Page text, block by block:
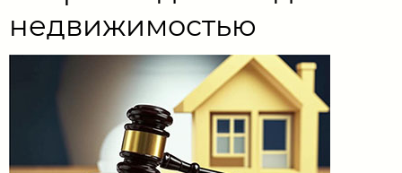
недвижимостью
+7 (911) 914-76-77